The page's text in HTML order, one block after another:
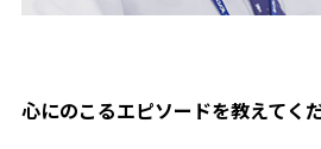
心にのこるエピソードを教えてくだ